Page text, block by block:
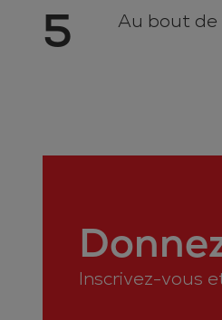
5 Au bout de
Inscrivez-vous